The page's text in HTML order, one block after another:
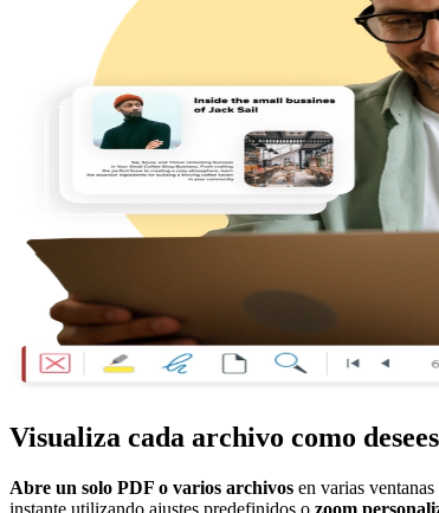
Visualiza cada archivo como desees
Abre un solo PDF o varios archivos en varias
instante utilizando ajustes predefinidos o zoom